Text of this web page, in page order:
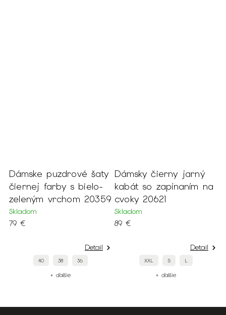
Dámske puzdrové šaty
čiernej farby s bielo-
zeleným vrchom 20359
Skladom
79 €
Detail
40 36
+ ďalšie
Dámsky čierny jarný
kabát so zapínaním na
cvoky 20621
Skladom
89 €
Detail
XXL
+ ďalšie